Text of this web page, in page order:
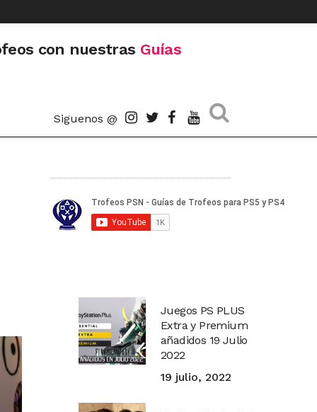
con nuestras Guías
Siguenos @
Juegos PS PLUS
Extra y Premium
añadidos 19 Julio
2022
19 julio, 2022